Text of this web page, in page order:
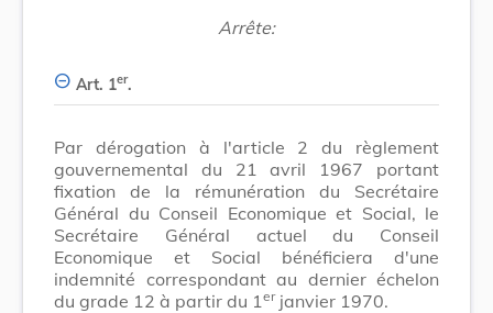
Arrête:
Art. 1er.
Par dérogation à l'article 2 du règlement
gouvernemental du 21 avril 1967 portant
fixation de la rémunération du Secrétaire
Général du Conseil Economique et Social, le
Secrétaire Général actuel du Conseil
Economique et Social bénéficiera d'une
indemnité correspondant au dernier échelon
du grade 12 à partir du 1 erjanvier 1970.